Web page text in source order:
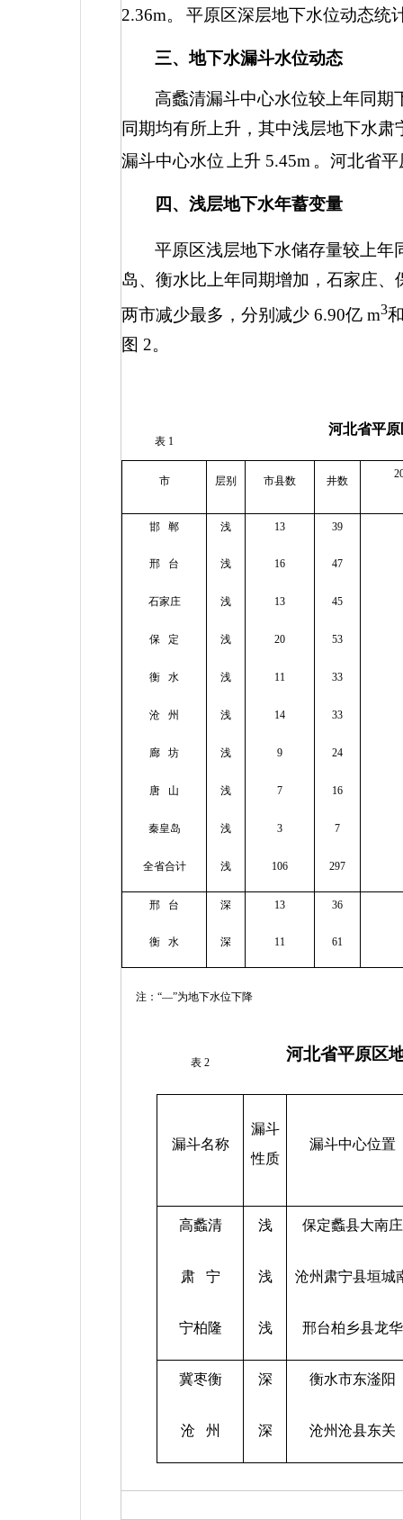
2.36m。 平原区深层地下水位动态统
三、地下水漏斗水位动态
高蠡清漏斗中心水位较上年同期
同期均有所上升，其中浅层地下水
漏斗中心水位
上升 5.45m 。河北省
四、浅层地下水年蓄变量
平原区浅层地下水储存量较上年
岛、衡水比上年同期增加，石家庄
两市减少最多，分别减少 6.90亿 m3
图 2。
表 1
河北省平
市 层别 市县数 井数
邯 郸 浅 13 39
邢 台 浅 16 47
石家庄 浅 13 45
保 定 浅 20 53
衡 水 浅 11 33
沧 州 浅 14 33
廊 坊 浅 9 24
唐 山 浅 7 16
秦皇岛 浅 3 7
全省合计 浅 106 297
邢 台 深 13 36
衡 水 深 11 61
注：“—”为地下水位下降
表 2 河北省平原区
漏斗名称
漏斗
性质
漏斗中心位置
高蠡清 浅 保定蠡县大南庄
肃 宁 浅 沧州肃宁县垣城
宁柏隆 浅 邢台柏乡县龙华
冀枣衡 深 衡水市东滏阳
沧 州 深 沧州沧县东关